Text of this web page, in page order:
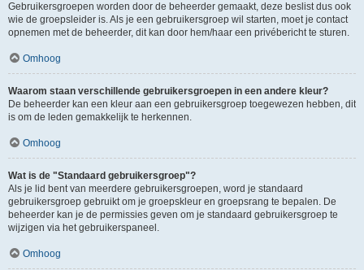
Gebruikersgroepen worden door de beheerder gemaakt, deze beslist dus ook
wie de groepsleider is. Als je een gebruikersgroep wil starten, moet je contact
opnemen met de beheerder, dit kan door hem/haar een privébericht te sturen.
Omhoog
Waarom staan verschillende gebruikersgroepen in een andere kleur?
De beheerder kan een kleur aan een gebruikersgroep toegewezen hebben, dit
is om de leden gemakkelijk te herkennen.
Omhoog
Wat is de "Standaard gebruikersgroep"?
Als je lid bent van meerdere gebruikersgroepen, word je standaard
gebruikersgroep gebruikt om je groepskleur en groepsrang te bepalen. De
beheerder kan je de permissies geven om je standaard gebruikersgroep te
wijzigen via het gebruikerspaneel.
Omhoog